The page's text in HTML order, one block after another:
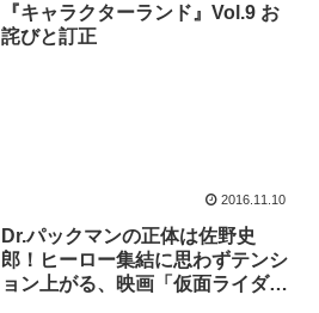
『キャラクターランド』Vol.9 お
詫びと訂正
2016.11.10
Dr.パックマンの正体は佐野史
郎！ヒーロー集結に思わずテンシ
ョン上がる、映画「仮面ライダー